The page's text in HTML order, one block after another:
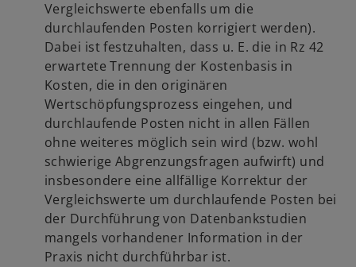
Vergleichswerte ebenfalls um die
durchlaufenden Posten korrigiert werden).
Dabei ist festzuhalten, dass u. E. die in Rz 42
erwartete Trennung der Kostenbasis in
Kosten, die in den originären
Wertschöpfungsprozess eingehen, und
durchlaufende Posten nicht in allen Fällen
ohne weiteres möglich sein wird (bzw. wohl
schwierige Abgrenzungsfragen aufwirft) und
insbesondere eine allfällige Korrektur der
Vergleichswerte um durchlaufende Posten bei
der Durchführung von Datenbankstudien
mangels vorhandener Information in der
Praxis nicht durchführbar ist.